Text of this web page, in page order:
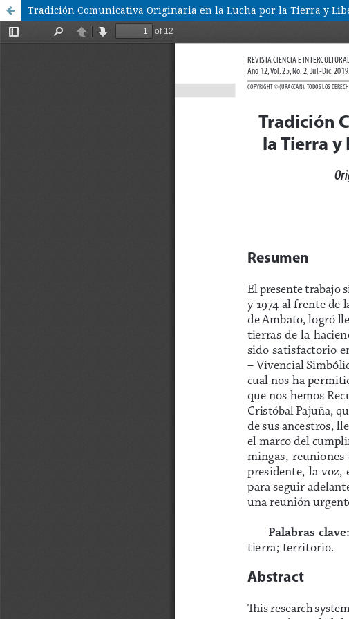
Tradición Comunicativa Originaria en la Lucha por la Tierra y